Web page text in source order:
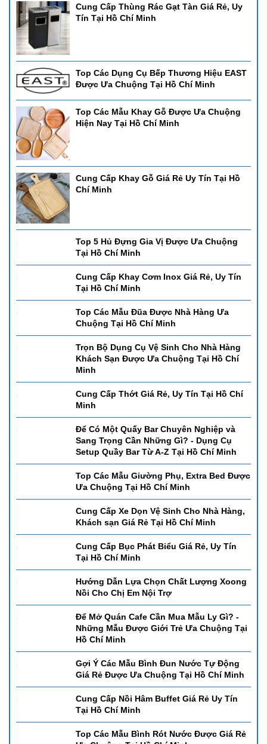
Cung Cấp Thùng Rác Gạt Tàn Giá Rẻ, Uy
Tín Tại Hồ Chí Minh
Top Các Dụng Cụ Bếp Thương Hiệu EAST
Được Ưa Chuộng Tại Hồ Chí Minh
Top Các Mẫu Khay Gỗ Được Ưa Chuộng
Hiện Nay Tại Hồ Chí Minh
Cung Cấp Khay Gỗ Giá Rẻ Uy Tín Tại Hồ
Chí Minh
Top 5 Hủ Đựng Gia Vị Được Ưa Chuộng
Tại Hồ Chí Minh
Cung Cấp Khay Cơm Inox Giá Rẻ, Uy Tín
Tại Hồ Chí Minh
Top Các Mẫu Đũa Được Nhà Hàng Ưa
Chuộng Tại Hồ Chí Minh
Trọn Bộ Dụng Cụ Vệ Sinh Cho Nhà Hàng
Khách Sạn Được Ưa Chuộng Tại Hồ Chí
Minh
Cung Cấp Thớt Giá Rẻ, Uy Tín Tại Hồ Chí
Minh
Để Có Một Quấy Bar Chuyên Nghiệp và
Sang Trọng Cần Những Gì? - Dụng Cụ
Setup Quầy Bar Từ A-Z Tại Hồ Chí Minh
Top Các Mẫu Giường Phụ, Extra Bed Được
Ưa Chuộng Tại Hồ Chí Minh
Cung Cấp Xe Dọn Vệ Sinh Cho Nhà Hàng,
Khách sạn Giá Rẻ Tại Hồ Chí Minh
Tại Hồ Chí Minh